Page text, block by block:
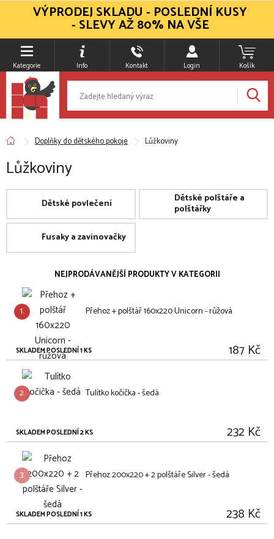
Kategorie Info Kontakt Login Košík
Doplňky do dětského pokoje Lůžkoviny
Lůžkoviny
Dětské povlečení Dětské polštáře a
polštářky
Fusaky a zavinovačky
NEJPRODÁVANĚJŠÍ PRODUKTY V KATEGORII
1. Přehoz + polštář 160x220 Unicorn - růžová
SKLADEM POSLEDNÍ 1 KS 187 Kč
2. Tulítko kočička - šedá
SKLADEM POSLEDNÍ 2 KS 232 Kč
3. Přehoz 200x220 + 2 polštáře Silver - šedá
SKLADEM POSLEDNÍ 1 KS 238 Kč
VÝPRODEJ SKLADU - POSLEDNÍ KUSY
- SLEVY AŽ 80% NA VŠE